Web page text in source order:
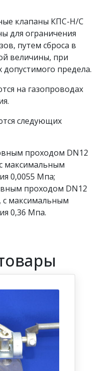
клапаны КПС-Н/С
для ограничения
путем сброса в
величины, при
предела.
на газопроводах
следующих
проходом DN12
максимальным
0,0055 Мпа;
проходом DN12
с максимальным
0,36 Мпа.